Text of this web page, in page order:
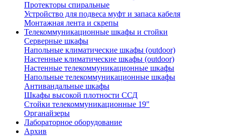
Протекторы спиральные
Устройство для подвеса муфт и запаса кабеля
Монтажная лента и скрепы
Телекоммуникационные шкафы и стойки
Серверные шкафы
Напольные климатические шкафы (outdoor)
Настенные климатические шкафы (outdoor)
Настенные телекоммуникационные шкафы
Напольные телекоммуникационные шкафы
Антивандальные шкафы
Шкафы высокой плотности ССД
Стойки телекоммуникационные 19"
Органайзеры
Лабораторное оборудование
Архив